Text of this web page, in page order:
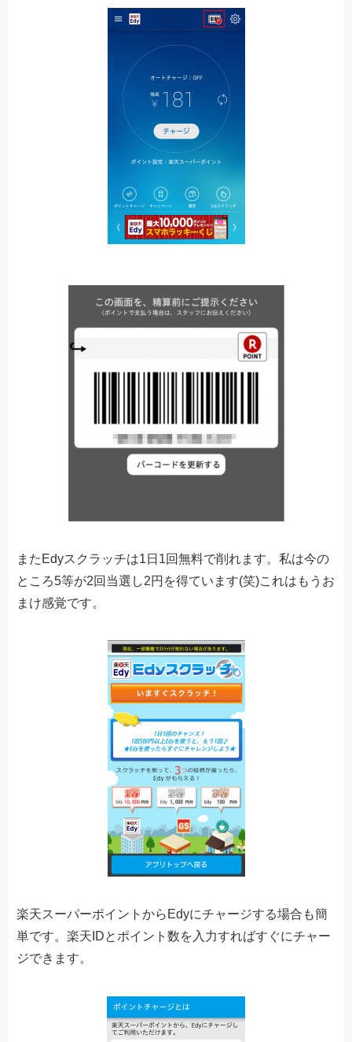
またEdyスクラッチは1日1回無料で削れます。私は今の
ところ5等が2回当選し2円を得ています(笑)これはもうお
まけ感覚です。
楽天スーパーポイントからEdyにチャージする場合も簡
単です。楽天IDとポイント数を入力すればすぐにチャー
ジできます。